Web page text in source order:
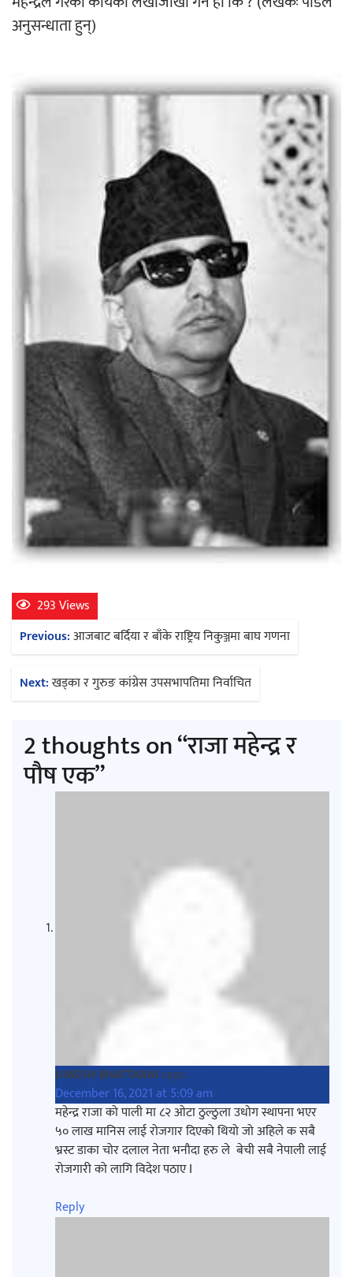
अनुसन्धाता हुन्)
293 Views
Post
navigation
Previous:आजबाट बर्दिया र बाँके राष्ट्रिय निकुञ्जमा बाघ गणना
Next:खड्का र गुरुङ कांग्रेस उपसभापतिमा निर्वाचित
2 thoughts on “राजा महेन्द्र र
पौष एक”
UMESH BHATTARAIsays:
December 16, 2021 at 5:09 am
महेन्द्र राजा को पाली मा ८२ ओटा ठुल्ठुला उधोग स्थापना भएर
५० लाख मानिस लाई रोजगार दिएको थियो जो अहिले क सबै
भ्रस्ट डाका चोर दलाल नेता भनौदा हरु ले बेची सबै नेपाली लाई
रोजगारी को लागि विदेश पठाए I
Reply